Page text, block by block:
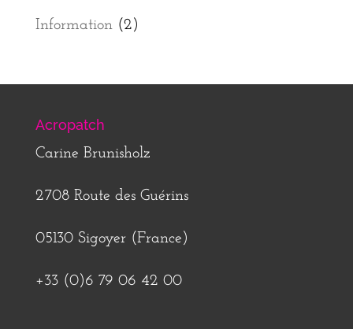
Information(2)
Acropatch
Carine Brunisholz
2708 Route des Guérins
05130 Sigoyer (France)
+33 (0)6 79 06 42 00